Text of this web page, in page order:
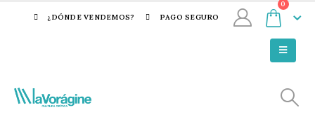
¿DÓNDE VENDEMOS? PAGO SEGURO
0